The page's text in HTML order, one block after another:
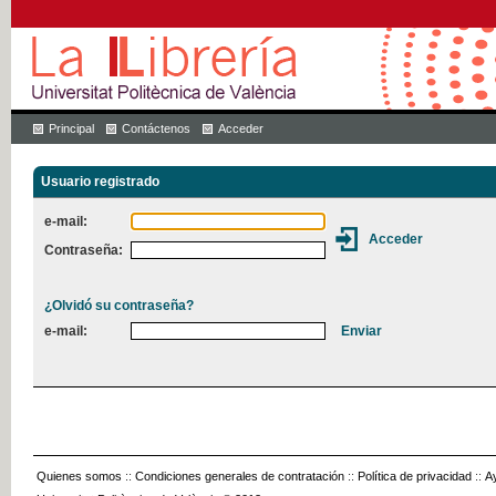
Principal Contáctenos Acceder
Usuario registrado
e-mail:
Contraseña:
¿Olvidó su contraseña?
e-mail:
Quienes somos :: Condiciones generales de contratación :: Política de privacidad ::